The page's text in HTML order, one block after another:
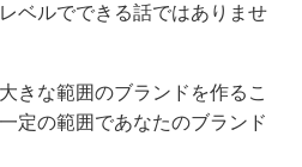
ベルでできる話ではありませ
きな範囲のブランドを作るこ
定の範囲であなたのブランド